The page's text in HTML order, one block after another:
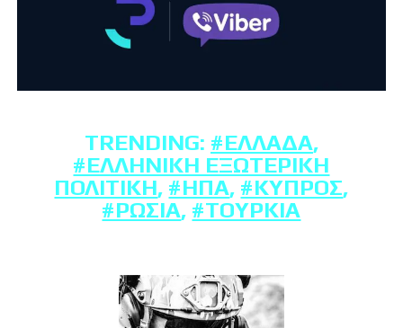
TRENDING: #ΕΛΛΆΔΑ,
#ΕΛΛΗΝΙΚΉ ΕΞΩΤΕΡΙΚΉ
ΠΟΛΙΤΙΚΉ, #ΗΠΑ, #ΚΎΠΡΟΣ,
#ΡΩΣΊΑ, #ΤΟΥΡΚΊΑ